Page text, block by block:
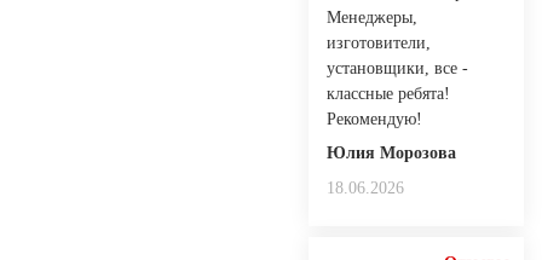
Менеджеры,
изготовители,
установщики, все -
классные ребята!
Рекомендую!
Юлия Морозова
18.06.2026